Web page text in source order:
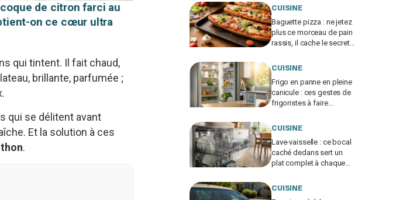
de citron farci au
on ce cœur ultra
qui tintent. Il fait chaud,
brillante, parfumée ;
qui se délitent avant
Et la solution à ces
.
CUISINE
Baguette pizza : ne jetez
plus ce morceau de pain
rassis, il cache le secret
croustillante
CUISINE
Frigo en panne en pleine
canicule : ces gestes de
frigoristes à faire
(et celui à bannir)
CUISINE
Lave-vaisselle : ce bocal
caché dedans sert un
plat complet à chaque
cette erreur
CUISINE